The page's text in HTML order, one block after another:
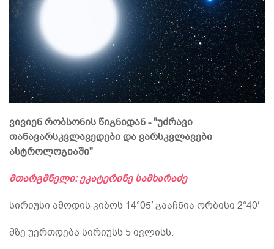
ვივიენ რობსონის წიგნიდან - "უძრავი
თანავარსკვლავედები და ვარსკვლავები
ასტროლოგიაში"
მთარგმნელი: ეკატერინე სამხარაძე
სირიუსი ამოდის კიბოს 14°05′ გააჩნია ორბისი 2°40′
მზე უერთდება სირიუსს 5 ივლისს.